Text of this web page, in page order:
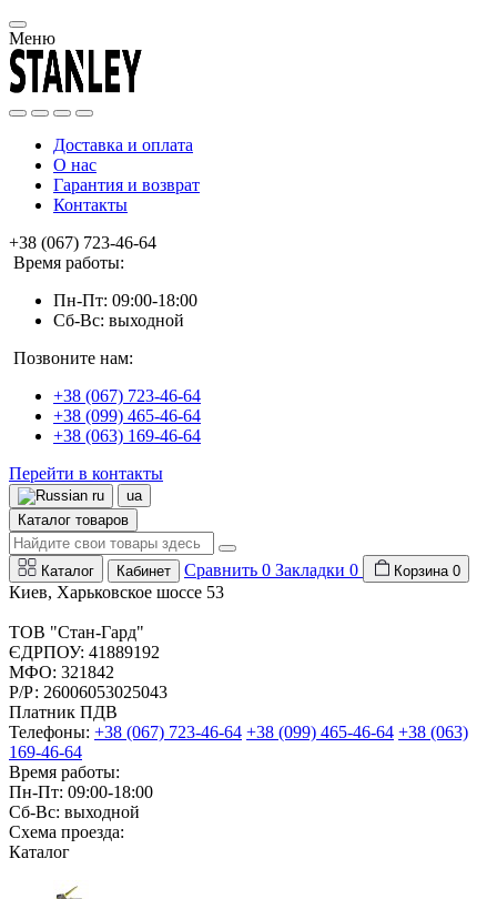
Меню
Доставка и оплата
О нас
Гарантия и возврат
Контакты
+38 (067) 723-46-64
Время работы:
Пн-Пт: 09:00-18:00
Сб-Вс: выходной
Позвоните нам:
+38 (067) 723-46-64
+38 (099) 465-46-64
+38 (063) 169-46-64
Перейти в контакты
ru
ua
Каталог товаров
Каталог Кабинет Сравнить 0 Закладки 0 Корзина 0
Киев, Харьковское шоссе 53
ТОВ "Стан-Гард"
ЄДРПОУ: 41889192
МФО: 321842
Р/Р: 26006053025043
Платник ПДВ
Телефоны: +38 (067) 723-46-64 +38 (099) 465-46-64 +38 (063)
169-46-64
Время работы:
Пн-Пт: 09:00-18:00
Сб-Вс: выходной
Схема проезда:
Каталог